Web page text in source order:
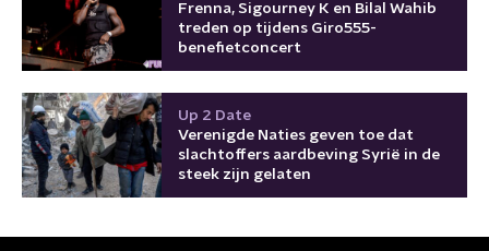
Frenna, Sigourney K en Bilal Wahib
treden op tijdens Giro555-
benefietconcert
Up 2 Date
Verenigde Naties geven toe dat
slachtoffers aardbeving Syrië in de
steek zijn gelaten